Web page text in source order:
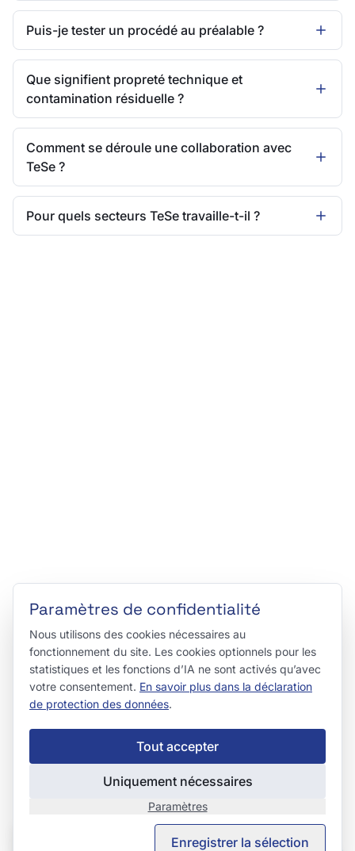
Puis-je tester un procédé au préalable ?
Que signifient propreté technique et
contamination résiduelle ?
Comment se déroule une collaboration avec
TeSe ?
Pour quels secteurs TeSe travaille-t-il ?
Paramètres de confidentialité
Nous utilisons des cookies nécessaires au
fonctionnement du site. Les cookies optionnels pour les
statistiques et les fonctions d’IA ne sont activés qu’avec
votre consentement. En savoir plus dans la déclaration
de protection des données.
Paramètres
Uniquement nécessaires
Tout accepter
Enregistrer la sélection